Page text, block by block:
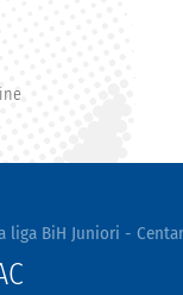
liga BiH Juniori -